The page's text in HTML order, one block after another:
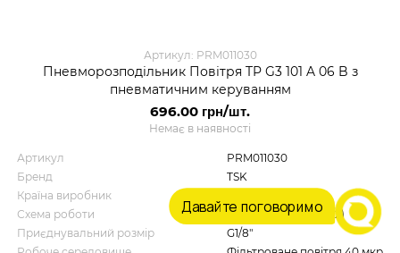
Артикул: PRM011030
Пневморозподільник Повітря TP G3 101 A 06 B з
пневматичним керуванням
696.00 грн/шт.
Немає в наявності
Артикул
PRM011030
Бренд
TSK
Країна виробник
Схема роботи
моностабільний (5/2)
Приєднувальний розмір
G1/8"
Давайте поговоримо